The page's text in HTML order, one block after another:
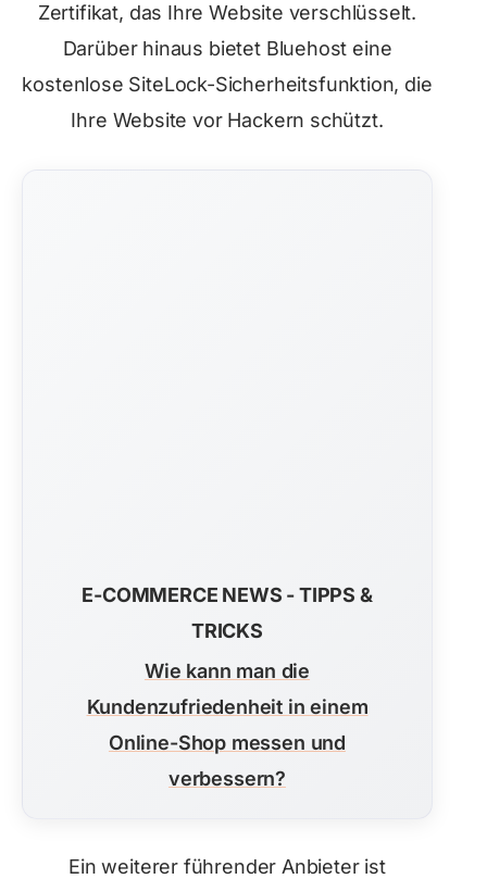
Zertifikat, das Ihre Website verschlüsselt.
Darüber hinaus bietet Bluehost eine
kostenlose SiteLock-Sicherheitsfunktion, die
Ihre Website vor Hackern schützt.
E-COMMERCE NEWS - TIPPS &
TRICKS
Wie kann man die
Kundenzufriedenheit in einem
Online-Shop messen und
verbessern?
Ein weiterer führender Anbieter ist